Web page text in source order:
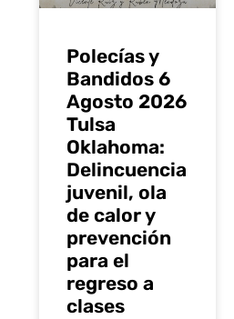
Polecías y
Bandidos 6
Agosto 2026
Tulsa
Oklahoma:
Delincuencia
juvenil, ola
de calor y
prevención
para el
regreso a
clases